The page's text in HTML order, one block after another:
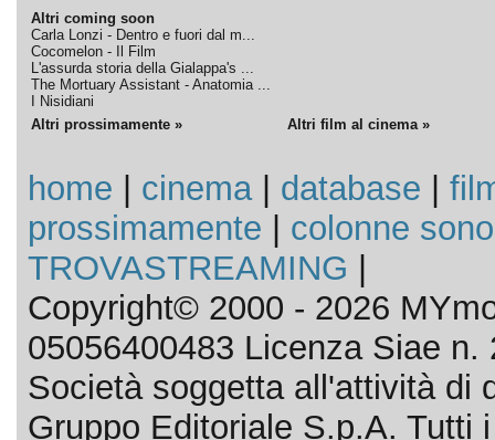
Altri coming soon
Carla Lonzi - Dentro e fuori dal m...
Cocomelon - Il Film
L'assurda storia della Gialappa's ...
The Mortuary Assistant - Anatomia ...
I Nisidiani
Altri prossimamente » Altri film al cinema »
home cinema| database
prossimamente
colonne
TROVASTREAMING
Copyright© 2000 - 2026
05056400483 Licenza Siae n.
Società soggetta all'attività di
Gruppo Editoriale S.p.A. Tutti